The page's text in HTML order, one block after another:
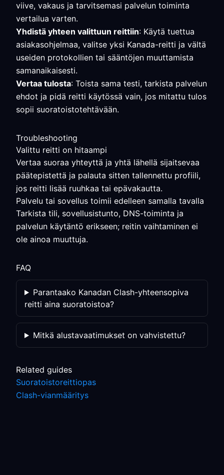
viive, vakaus ja tarvitsemasi palvelun toiminta
vertailua varten.
Yhdistä yhteen valittuun reittiin: Käytä tuettua
asiakasohjelmaa, valitse yksi Kanada-reitti ja vältä
useiden protokollien tai sääntöjen muuttamista
samanaikaisesti.
Vertaa tulosta: Toista sama testi, tarkista palvelun
ehdot ja pidä reitti käytössä vain, jos mitattu tulos
sopii suoratoistotehtävään.
Troubleshooting
Valittu reitti on hitaampi
Vertaa suoraa yhteyttä ja yhtä lähellä sijaitsevaa
päätepistettä ja palauta sitten tallennettu profiili,
jos reitti lisää ruuhkaa tai epävakautta.
Palvelu tai sovellus toimii edelleen samalla tavalla
Tarkista tili, sovellusistunto, DNS-toiminta ja
palvelun käytäntö erikseen; reitin vaihtaminen ei
ole ainoa muuttuja.
FAQ
Parantaako Kanadan Clash-yhteensopiva
reitti aina suoratoistoa?
Mitkä alustavaatimukset on vahvistettu?
Related guides
Suoratoistoreittiopas
Clash-vianmääritys